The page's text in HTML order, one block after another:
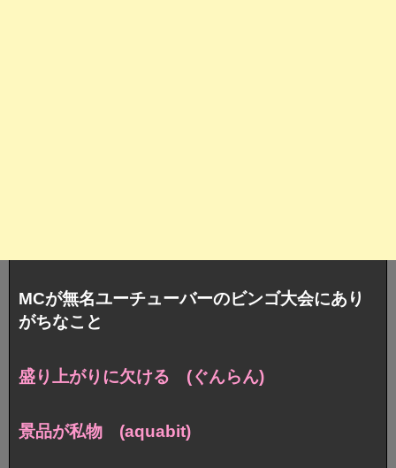
MCが無名ユーチューバーのビンゴ大会にあり
がちなこと
盛り上がりに欠ける (ぐんらん)
景品が私物 (aquabit)